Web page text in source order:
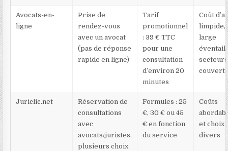
Avocats-en-
ligne
Prise de
rendez-vous
avec un avocat
(pas de réponse
rapide en ligne)
Tarif
promotionnel
: 39 € TTC
pour une
consultation
d’environ 20
minutes
Coût
limpide,
large
éventail
secteurs
Juriclic.net
Réservation de
consultations
avec
avocats/juristes,
plusieurs choix
Formules : 25
€, 30 € ou 45
€ en fonction
du service
Coûts
et choix
divers